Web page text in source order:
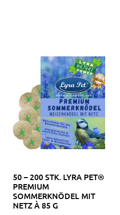
50 – 200 STK. LYRA PET®
PREMIUM
SOMMERKNÖDEL MIT
NETZ À 85 G